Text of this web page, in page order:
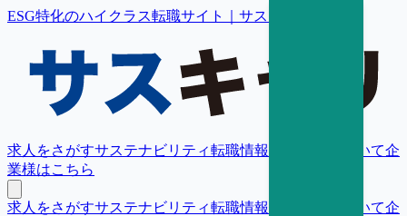
ESG特化のハイクラス転職サイト｜サスキャリ
求人をさがすサステナビリティ転職情報 転職支援について企
業様はこちら
求人をさがすサステナビリティ転職情報 転職支援について企